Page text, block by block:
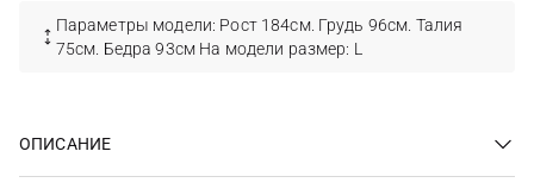
Параметры модели: Рост 184см. Грудь 96см. Талия
75см. Бедра 93см На модели размер: L
ОПИСАНИЕ